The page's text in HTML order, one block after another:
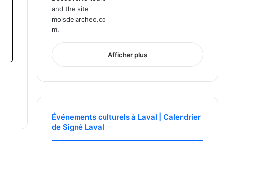
Afficher plus
Événements culturels à Laval | Calendrier
de Signé Laval